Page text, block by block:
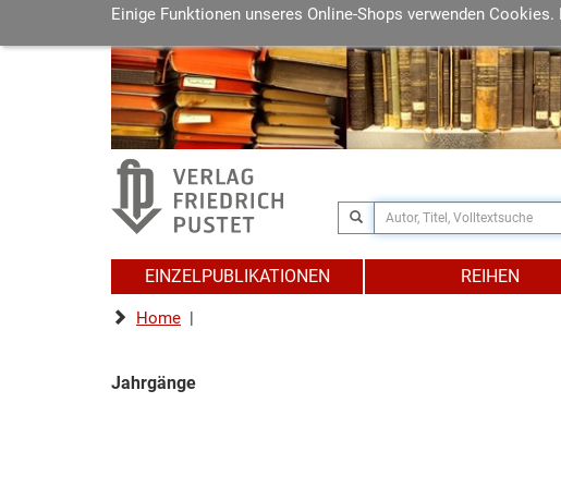
Einige Funktionen unseres Online-Shops verwenden
EINZELPUBLIKATIONEN REIHEN
Home |
Jahrgänge